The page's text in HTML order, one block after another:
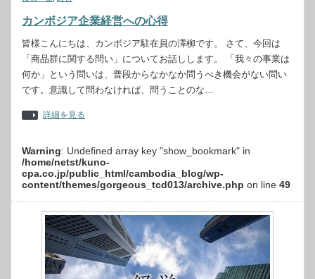
カンボジア企業経営への心得
皆様こんにちは、カンボジア駐在員の澤柳です。 さて、今回は
「商品群に関する問い」についてお話しします。 「我々の事業は
何か」という問いは、普段からなかなか問うべき機会がない問い
です。意識して問わなければ、問うことのな…
詳細を見る
Warning: Undefined array key "show_bookmark" in
/home/netst/kuno-
cpa.co.jp/public_html/cambodia_blog/wp-
content/themes/gorgeous_tcd013/archive.php on line 49